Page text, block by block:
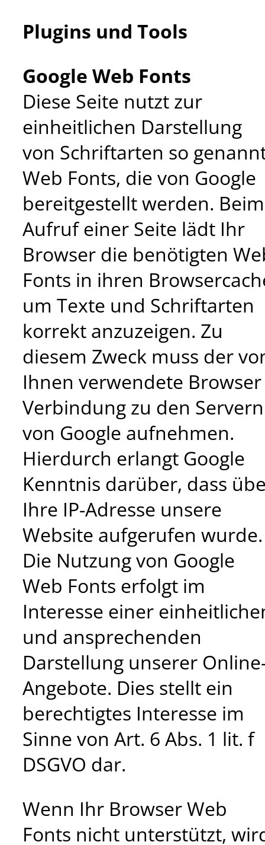
Plugins und Tools
Google Web Fonts
Diese Seite nutzt zur
einheitlichen Darstellung
von Schriftarten so
Web Fonts, die von Google
bereitgestellt werden. Beim
Aufruf einer Seite lädt Ihr
Browser die benötigten
Fonts in ihren
um Texte und Schriftarten
korrekt anzuzeigen. Zu
diesem Zweck muss der
Ihnen verwendete Browser
Verbindung zu den Servern
von Google aufnehmen.
Hierdurch erlangt Google
Kenntnis darüber, dass
Ihre IP-Adresse unsere
Website aufgerufen wurde.
Die Nutzung von Google
Web Fonts erfolgt im
Interesse einer
und ansprechenden
Darstellung unserer
Angebote. Dies stellt ein
berechtigtes Interesse im
Sinne von Art. 6 Abs. 1 lit. f
DSGVO dar.
Wenn Ihr Browser Web
Fonts nicht unterstützt,